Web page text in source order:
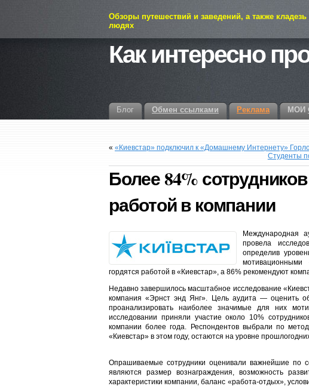
Обзоры путешествий и заведений, а также
людях
Как интересно
Блог Обмен ссылками Реклама МОИ
« «Киевстар» подключил к «Домашнему Интернету»
Студенты
Более 84%
работой в компании
Международная
провела
определив
гордятся работой в «Киевстар», а 86% рекомендуют
Недавно завершилось масштабное исследование
компания «Эрнст энд Янг». Цель аудита — оценить
проанализировать наиболее значимые для них
исследовании приняли участие около 10%
компании более года. Респондентов выбрали по
«Киевстар» в этом году, остаются на уровне
Опрашиваемые сотрудники оценивали важнейшие по
являются размер вознаграждения, возможность
характеристики компании, баланс «работа-отдых»,